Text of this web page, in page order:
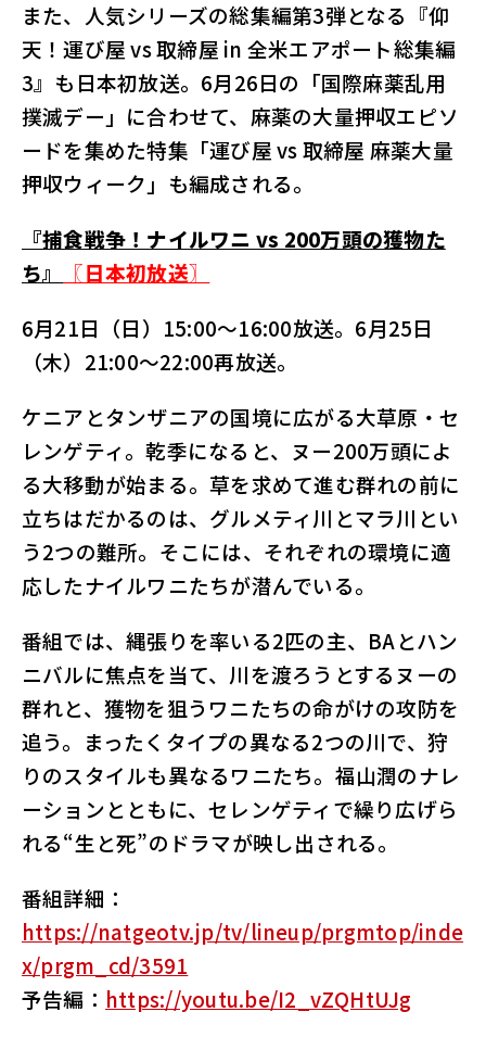
また、人気シリーズの総集編第3弾となる『仰
天！運び屋 vs 取締屋 in 全米エアポート総集編
3』も日本初放送。6月26日の「国際麻薬乱用
撲滅デー」に合わせて、麻薬の大量押収エピソ
ードを集めた特集「運び屋 vs 取締屋 麻薬大量
押収ウィーク」も編成される。
『捕食戦争！ナイルワニ vs 200万頭の獲物た
ち』
〖日本初放送〗
6月21日（日）15:00～16:00放送。6月25日
（木）21:00～22:00再放送。
ケニアとタンザニアの国境に広がる大草原・セ
レンゲティ。乾季になると、ヌー200万頭によ
る大移動が始まる。草を求めて進む群れの前に
立ちはだかるのは、グルメティ川とマラ川とい
う2つの難所。そこには、それぞれの環境に適
応したナイルワニたちが潜んでいる。
番組では、縄張りを率いる2匹の主、BAとハン
ニバルに焦点を当て、川を渡ろうとするヌーの
群れと、獲物を狙うワニたちの命がけの攻防を
追う。まったくタイプの異なる2つの川で、狩
りのスタイルも異なるワニたち。福山潤のナレ
ーションとともに、セレンゲティで繰り広げら
れる“生と死”のドラマが映し出される。
番組詳細：
https://natgeotv.jp/tv/lineup/prgmtop/inde
x/prgm_cd/3591
予告編： https://youtu.be/I2_vZQHtUJg